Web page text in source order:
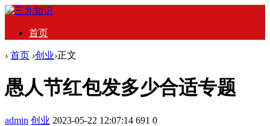
首页
› 首页 ›创业›正文
愚人节红包发多少合适专题
admin 创业 2023-05-22 12:07:14 691 0